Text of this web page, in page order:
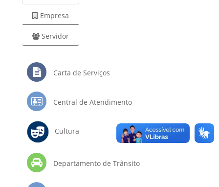
Empresa
Servidor
Carta de Serviços
Central de Atendimento
Cultura
Departamento de Trânsito